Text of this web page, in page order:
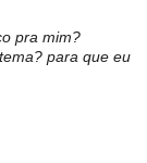
pra mim?
para que eu